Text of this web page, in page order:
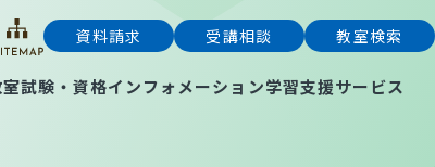
試験・資格インフォメーション学習支援サービス
資料請求 受講相談 教室検索